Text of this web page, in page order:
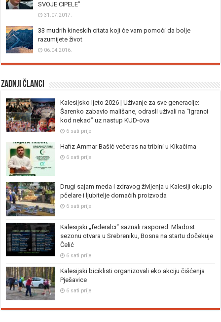
SVOJE CIPELE”
31.07.2017.
33 mudrih kineskih citata koji će vam pomoći da bolje
razumijete život
06.04.2016.
Zadnji članci
Kalesijsko ljeto 2026 | Uživanje za sve generacije:
Šarenko zabavio mališane, odrasli uživali na “Igranci
kod nekad” uz nastup KUD-ova
6 sati prije
Hafiz Ammar Bašić večeras na tribini u Kikačima
6 sati prije
Drugi sajam meda i zdravog življenja u Kalesiji okupio
pčelare i ljubitelje domaćih proizvoda
6 sati prije
Kalesijski „federalci“ saznali raspored: Mladost
sezonu otvara u Srebreniku, Bosna na startu dočekuje
Čelić
6 sati prije
Kalesijski biciklisti organizovali eko akciju čišćenja
Pješavice
6 sati prije